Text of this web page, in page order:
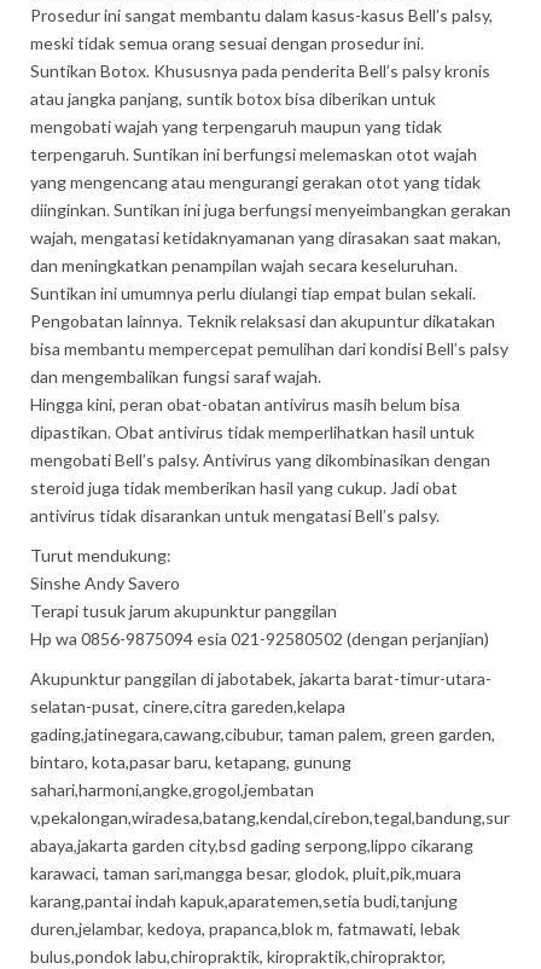
Prosedur ini sangat membantu dalam kasus-kasus Bell’s palsy,
meski tidak semua orang sesuai dengan prosedur ini.
Suntikan Botox. Khususnya pada penderita Bell’s palsy kronis
atau jangka panjang, suntik botox bisa diberikan untuk
mengobati wajah yang terpengaruh maupun yang tidak
terpengaruh. Suntikan ini berfungsi melemaskan otot wajah
yang mengencang atau mengurangi gerakan otot yang tidak
diinginkan. Suntikan ini juga berfungsi menyeimbangkan gerakan
wajah, mengatasi ketidaknyamanan yang dirasakan saat makan,
dan meningkatkan penampilan wajah secara keseluruhan.
Suntikan ini umumnya perlu diulangi tiap empat bulan sekali.
Pengobatan lainnya. Teknik relaksasi dan akupuntur dikatakan
bisa membantu mempercepat pemulihan dari kondisi Bell’s palsy
dan mengembalikan fungsi saraf wajah.
Hingga kini, peran obat-obatan antivirus masih belum bisa
dipastikan. Obat antivirus tidak memperlihatkan hasil untuk
mengobati Bell’s palsy. Antivirus yang dikombinasikan dengan
steroid juga tidak memberikan hasil yang cukup. Jadi obat
antivirus tidak disarankan untuk mengatasi Bell’s palsy.
Turut mendukung:
Sinshe Andy Savero
Terapi tusuk jarum akupunktur panggilan
Hp wa 0856-9875094 esia 021-92580502 (dengan perjanjian)
Akupunktur panggilan di jabotabek, jakarta barat-timur-utara-
selatan-pusat, cinere,citra gareden,kelapa
gading,jatinegara,cawang,cibubur, taman palem, green garden,
bintaro, kota,pasar baru, ketapang, gunung
sahari,harmoni,angke,grogol,jembatan
v,pekalongan,wiradesa,batang,kendal,cirebon,tegal,bandung,sur
abaya,jakarta garden city,bsd gading serpong,lippo cikarang
karawaci, taman sari,mangga besar, glodok, pluit,pik,muara
karang,pantai indah kapuk,aparatemen,setia budi,tanjung
duren,jelambar, kedoya, prapanca,blok m, fatmawati, lebak
bulus,pondok labu,chiropraktik, kiropraktik,chiropraktor,